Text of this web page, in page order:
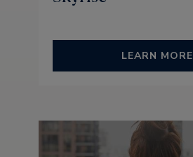
LEARN MORE